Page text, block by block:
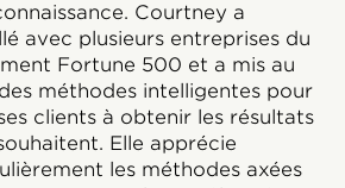
Courtney a
avec plusieurs entreprises du
Fortune 500 et a mis au
méthodes intelligentes pour
clients à obtenir les résultats
Elle apprécie
les méthodes axées